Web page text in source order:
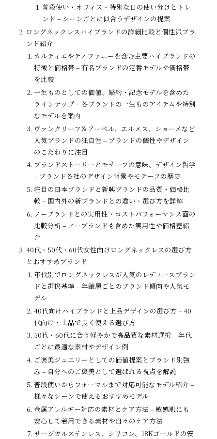
普段使い・オフィス・特別な日の使い分けとトレ
ンド – シーンごとに似合うデザインの提案
ロングネックレスハイブランドの詳細比較と個性派ブラ
ンド紹介
カルティエやティファニーを含む主要ハイブランドの
特徴と価格帯 – 有名ブランドの定番モデルや価格帯
を比較
一生ものとしての価値、婚約・記念モデルを含めた
ラインナップ – 各ブランドの一生ものアイテムや特別
なモデルを案内
ヴァンクリーフ＆アーペル、エルメス、ショーメなど
人気ブランドの独自性 – ブランドの個性やデザイン
のこだわりに注目
ブランドストーリーとモチーフの意味、デザイン哲学
– ブランド各社のデザイン背景やモチーフの歴史
注目の日本ブランドと新興ブランドの品質・価格比
較 – 国内外の新ブランドとの違い・選び方を詳解
ノーブランドとの実用性・コストパフォーマンス面の
比較分析 – ノーブランドも含めた実用性や価格差紹
介
40代・50代・60代女性向けロングネックレスの選び方
とおすすめブランド
年代別でロングネックレスが人気のレディースブラン
ドと選択基準 – 年齢層ごとのブランド傾向や人気モ
デル
40代向けハイブランドと上品デザインの選び方 – 40
代向け・上品で長く使える選び方
50代・60代に合う軽やかで高品質な素材選択 – 年代
ごとに最適な素材やデザイン例
ご褒美ジュエリーとしての価値提案とブランド別強
み – 自分へのご褒美として選ばれる視点を解説
普段使いからフォーマルまで対応可能なモデル紹介 –
様々なシーンで使えるおすすめモデル
金属アレルギー対応の素材とケア方法 – 敏感肌にも
安心して着用できる素材や日々のケア方法
サージカルステンレス、シリコン、18Kゴールドの安